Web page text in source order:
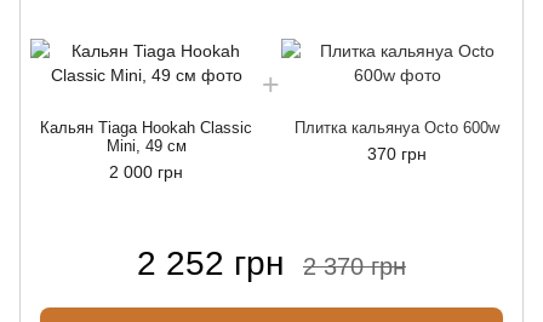
Кальян Tiaga Hookah Classic
Mini, 49 см
2 000 грн
Плитка кальянyа Octo 600w
370 грн
2 252 грн 2 370 грн